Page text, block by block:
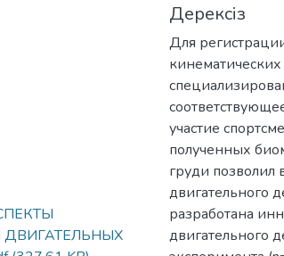
Дерексіз
Для
участие
полученных
груди
двигательного
разработана
двигательного